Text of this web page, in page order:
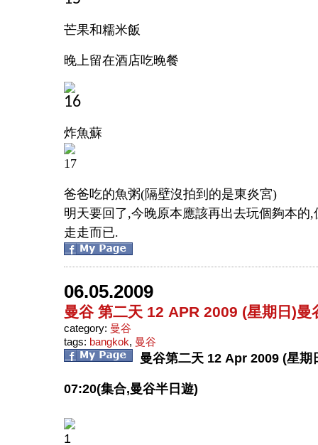
芒果和糯米飯
晚上留在酒店吃晚餐
炸魚蘇
爸爸吃的魚粥(隔壁沒拍到的是東炎宮)
明天要回了,今晚原本應該再出去玩個夠本的,
走走而已.
06.05.2009
曼谷 第二天 12 APR 2009 (星期日)曼
category: 曼谷
tags: bangkok, 曼谷
曼谷第二天 12 Apr 2009 (星期
07:20(集合,曼谷半日遊)